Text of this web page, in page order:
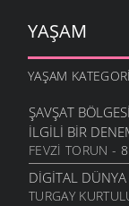
YAŞAM
YAŞAM
ŞAVŞAT
İLGILI BIR
FEVZI TORUN -
DIGITAL DÜNYA
TURGAY